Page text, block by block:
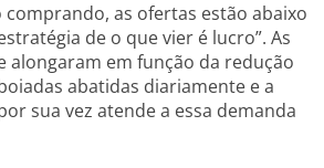
comprando, as ofertas estão abaixo
de o que vier é lucro”. As
alongaram em função da redução
abatidas diariamente e a
sua vez atende a essa demanda